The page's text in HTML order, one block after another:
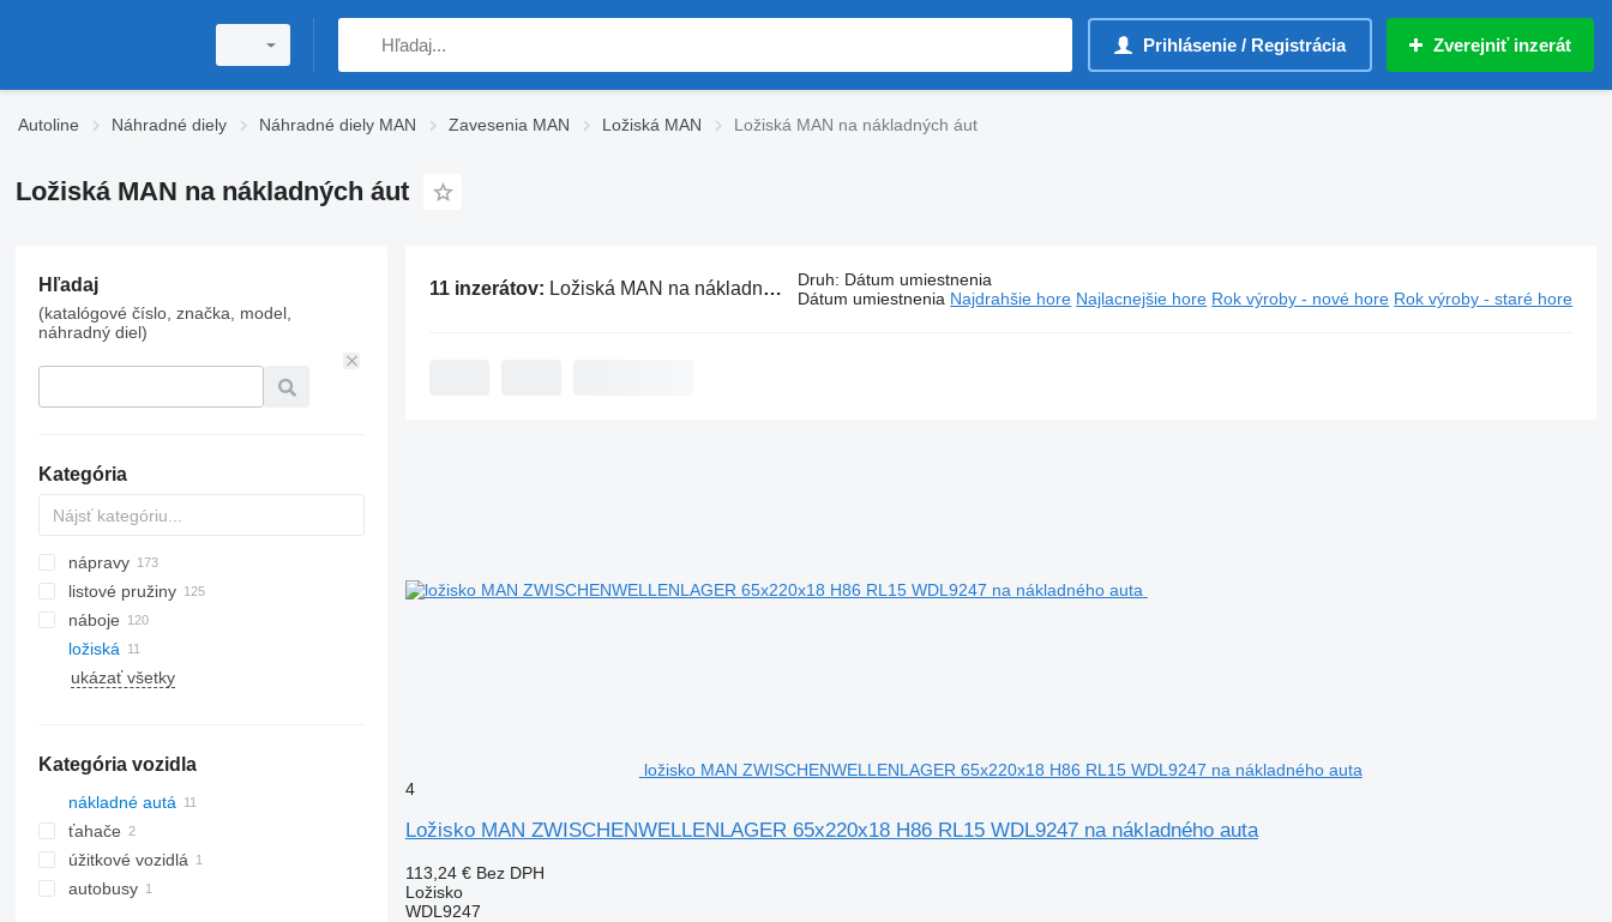
Prihlásenie / Registrácia Zverejniť inzerát
Autoline Náhradné diely Náhradné diely MAN Zavesenia MAN Ložiská MAN Ložiská MAN na nákladných áut
Ložiská MAN na nákladných áut
Hľadaj
(katalógové číslo, značka, model,
náhradný diel)
Kategória
nápravy
listové pružiny
náboje
ložiská
ukázať všetky
Kategória vozidla
nákladné autá
ťahače
úžitkové vozidlá
autobusy
11 inzerátov: Ložiská MAN na nákladných áut Druh: Dátum umiestnenia
Dátum umiestnenia Najdrahšie hore Najlacnejšie hore Rok výroby - nové hore Rok výroby - staré hore
ložisko MAN ZWISCHENWELLENLAGER 65x220x18 H86 RL15 WDL9247 na nákladného auta
4
Ložisko MAN ZWISCHENWELLENLAGER 65x220x18 H86 RL15 WDL9247 na nákladného auta
113,24 € Bez DPH
Ložisko
WDL9247